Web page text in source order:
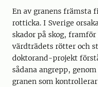
En av granens främsta
rotticka. I Sverige
skador på skog,
värdträdets rötter och
doktorand-projekt
sådana angrepp,
granen som